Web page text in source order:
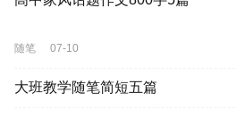
随笔 07-10
大班教学随笔简短五篇